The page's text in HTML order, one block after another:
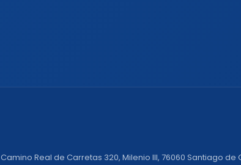
Camino Real de Carretas 320, Milenio III, 76060 Santiago de